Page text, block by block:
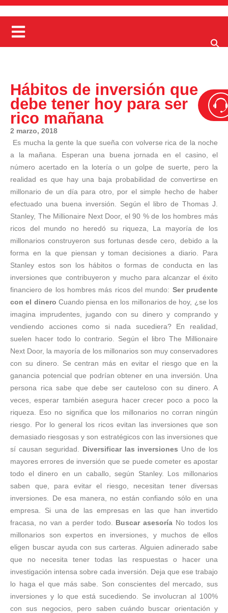
Hábitos de inversión que
debe tener hoy para ser
rico mañana
2 marzo, 2018
Es mucha la gente la que sueña con volverse rica de la noche
a la mañana. Esperan una buena jornada en el casino, el
número acertado en la lotería o un golpe de suerte, pero la
realidad es que hay una baja probabilidad de convertirse en
millonario de un día para otro, por el simple hecho de haber
efectuado una buena inversión. Según el libro de Thomas J.
Stanley, The Millionaire Next Door, el 90 % de los hombres más
ricos del mundo no heredó su riqueza, La mayoría de los
millonarios construyeron sus fortunas desde cero, debido a la
forma en la que piensan y toman decisiones a diario. Para
Stanley estos son los hábitos o formas de conducta en las
inversiones que contribuyeron y mucho para alcanzar el éxito
financiero de los hombres más ricos del mundo: Ser prudente
con el dinero Cuando piensa en los millonarios de hoy, ¿se los
imagina imprudentes, jugando con su dinero y comprando y
vendiendo acciones como si nada sucediera? En realidad,
suelen hacer todo lo contrario. Según el libro The Millionaire
Next Door, la mayoría de los millonarios son muy conservadores
con su dinero. Se centran más en evitar el riesgo que en la
ganancia potencial que podrían obtener en una inversión. Una
persona rica sabe que debe ser cauteloso con su dinero. A
veces, esperar también asegura hacer crecer poco a poco la
riqueza. Eso no significa que los millonarios no corran ningún
riesgo. Por lo general los ricos evitan las inversiones que son
demasiado riesgosas y son estratégicos con las inversiones que
sí causan seguridad. Diversificar las inversiones Uno de los
mayores errores de inversión que se puede cometer es apostar
todo el dinero en un caballo, según Stanley. Los millonarios
saben que, para evitar el riesgo, necesitan tener diversas
inversiones. De esa manera, no están confiando sólo en una
empresa. Si una de las empresas en las que han invertido
fracasa, no van a perder todo. Buscar asesoría No todos los
millonarios son expertos en inversiones, y muchos de ellos
eligen buscar ayuda con sus carteras. Alguien adinerado sabe
que no necesita tener todas las respuestas o hacer una
investigación intensa sobre cada inversión. Deja que ese trabajo
lo haga el que más sabe. Son conscientes del mercado, sus
inversiones y lo que está sucediendo. Se involucran al 100%
con sus negocios, pero saben cuándo buscar orientación y